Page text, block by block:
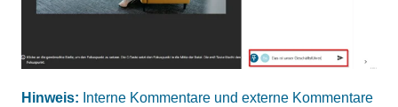
Hinweis: Interne Kommentare und externe Kommentare